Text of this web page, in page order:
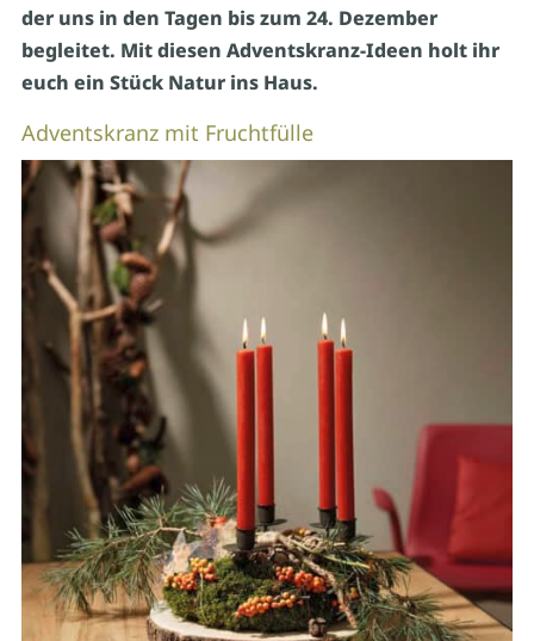
der uns in den Tagen bis zum 24. Dezember
begleitet. Mit diesen Adventskranz-Ideen holt ihr
euch ein Stück Natur ins Haus.
Adventskranz mit Fruchtfülle